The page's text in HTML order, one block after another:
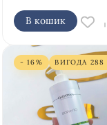
В кошик
- 16% ВИГОДА 288